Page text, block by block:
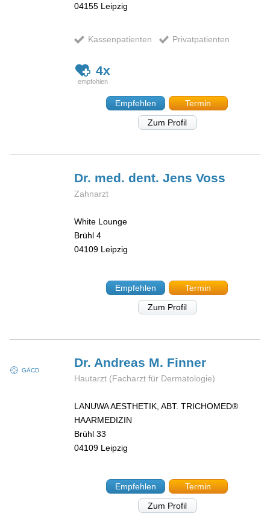
04155 Leipzig
Kassenpatienten Privatpatienten
4x
Empfehlen
Termin
Zum Profil
Dr. med. dent. JensVoss
Zahnarzt
White Lounge
Brühl 4
04109 Leipzig
Empfehlen
Termin
Zum Profil
GÄCD
Dr. Andreas M. Finner
Hautarzt (Facharzt für Dermatologie)
LANUWA AESTHETIK, ABT. TRICHOMED®
HAARMEDIZIN
Brühl 33
04109 Leipzig
Empfehlen
Termin
Zum Profil